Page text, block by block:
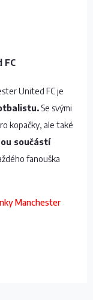
FC
United FC je
Se svými
kopačky, ale také
součástí
fanouška
Manchester